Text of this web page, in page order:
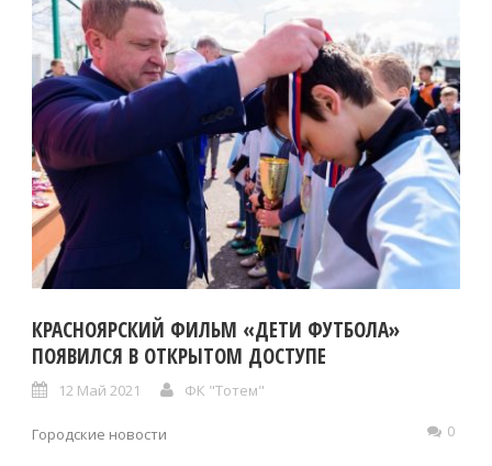
КРАСНОЯРСКИЙ ФИЛЬМ «ДЕТИ ФУТБОЛА»
ПОЯВИЛСЯ В ОТКРЫТОМ ДОСТУПЕ
12 Май 2021 ФК "Тотем"
Городские новости 0